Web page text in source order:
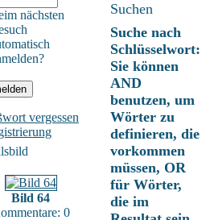
nächsten
vergessen
Bild 64
0
Suchen
Suche nach
Schlüsselwort:
Sie können
AND
benutzen, um
Wörter zu
definieren, die
vorkommen
müssen, OR
für Wörter,
die im